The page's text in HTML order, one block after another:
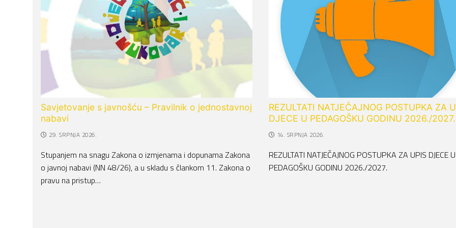
Savjetovanje s javnošću – Pravilnik o jednostavnoj
nabavi
29. SRPNJA 2026.
Stupanjem na snagu Zakona o izmjenama i dopunama Zakona
o javnoj nabavi (NN 48/26), a u skladu s člankom 11. Zakona o
pravu na pristup…
REZULTATI NATJEČAJNOG POSTUPKA ZA
DJECE U PEDAGOŠKU GODINU 2026./2027.
14. SRPNJA 2026.
REZULTATI NATJEČAJNOG POSTUPKA ZA UPIS DJECE U
PEDAGOŠKU GODINU 2026./2027.